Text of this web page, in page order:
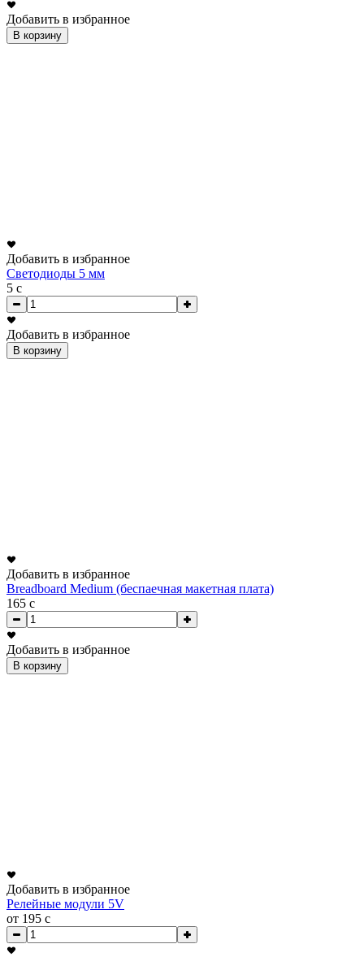
Добавить в избранное
В корзину
Добавить в избранное
Светодиоды 5 мм
5 c
Добавить в избранное
В корзину
Добавить в избранное
Breadboard Medium (беспаечная макетная плата)
165 c
Добавить в избранное
В корзину
Добавить в избранное
Релейные модули 5V
от 195 c